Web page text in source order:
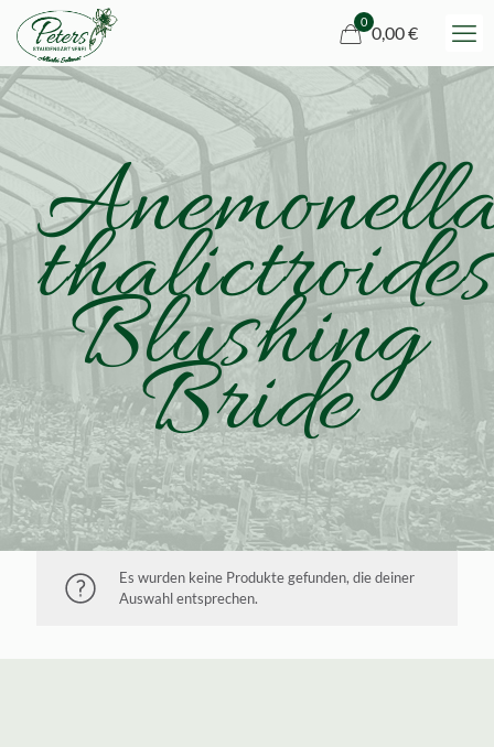
0
0,00 €
thalictroides
Blushing
Bride
Es wurden keine Produkte gefunden, die deiner
Auswahl entsprechen.